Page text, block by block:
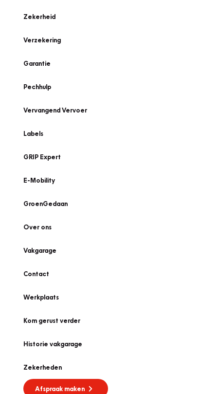
Zekerheid
Verzekering
Garantie
Pechhulp
Vervangend Vervoer
Labels
GRIP Expert
E-Mobility
GroenGedaan
Over ons
Vakgarage
Contact
Werkplaats
Kom gerust verder
Historie vakgarage
Zekerheden
Afspraak maken